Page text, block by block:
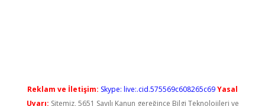
Reklam ve İletişim: Skype: live:.cid.575569c608265c69Yasal
Uyarı: Sitemiz, 5651 Sayılı Kanun gereğince Bilgi Teknolojileri ve